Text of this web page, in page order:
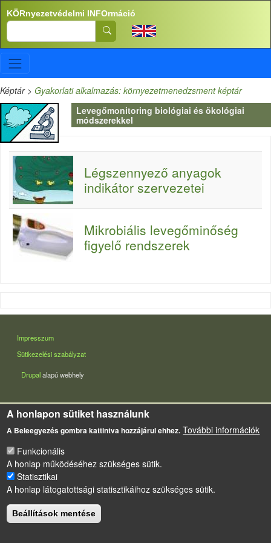
Ugrás a tartalomra
KÖRnyezetvédelmi INFOrmáció
Search
Képtár> Gyakorlati alkalmazás: környezetmenedzsment képtár
Levegőmonitoring biológiai és ökológiai
módszerekkel
Légszennyező anyagok
indikátor szervezetei
Mikrobiális levegőminőség
figyelő rendszerek
LÁBLÉC
Impresszum
Sütikezelési szabályzat
Drupalalapú webhely
A honlapon sütiket használunk
A Beleegyezés gombra kattintva hozzájárul ehhez. További információk
Funkcionális
A honlap működéséhez szükséges sütik.
Statisztikai
A honlap látogatottsági statisztikáihoz szükséges sütik.
Beállítások mentése